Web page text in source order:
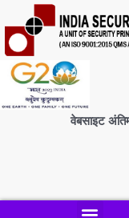
वेबसाइट